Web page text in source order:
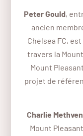
Peter Gould,
ancien
Chelsea FC,
travers la
Mount
projet de
Charlie Methven
Mount